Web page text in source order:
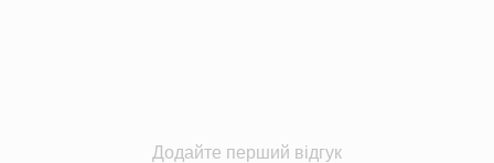
Додайте перший відгук